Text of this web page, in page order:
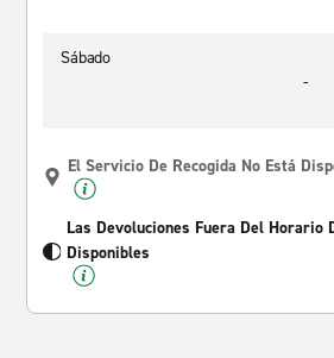
Sábado
-
El Servicio De Recogida No Está
Las Devoluciones Fuera Del Horario
Disponibles